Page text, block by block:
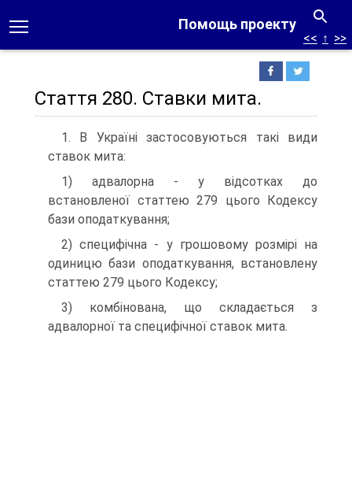
Помощь проекту
<< ↑ >>
Стаття 280. Ставки мита.
1. В Україні застосовуються такі види
ставок мита:
1) адвалорна - у відсотках до
встановленої статтею 279 цього Кодексу
бази оподаткування;
2) специфічна - у грошовому розмірі на
одиницю бази оподаткування, встановлену
статтею 279 цього Кодексу;
3) комбінована, що складається з
адвалорної та специфічної ставок мита.